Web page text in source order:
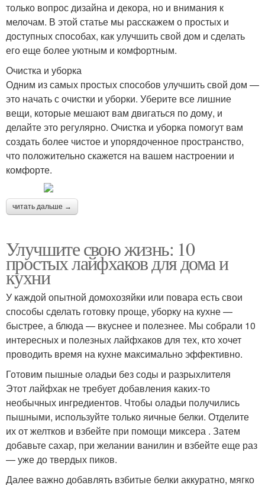
только вопрос дизайна и декора, но и внимания к
мелочам. В этой статье мы расскажем о простых и
доступных способах, как улучшить свой дом и сделать
его еще более уютным и комфортным.
Очистка и уборка
Одним из самых простых способов улучшить свой дом —
это начать с очистки и уборки. Уберите все лишние
вещи, которые мешают вам двигаться по дому, и
делайте это регулярно. Очистка и уборка помогут вам
создать более чистое и упорядоченное пространство,
что положительно скажется на вашем настроении и
комфорте.
читать дальше →
Улучшите свою жизнь: 10
простых лайфхаков для дома и
кухни
У каждой опытной домохозяйки или повара есть свои
способы сделать готовку проще, уборку на кухне —
быстрее, а блюда — вкуснее и полезнее. Мы собрали 10
интересных и полезных лайфхаков для тех, кто хочет
проводить время на кухне максимально эффективно.
Готовим пышные оладьи без соды и разрыхлителя
Этот лайфхак не требует добавления каких-то
необычных ингредиентов. Чтобы оладьи получились
пышными, используйте только яичные белки. Отделите
их от желтков и взбейте при помощи миксера . Затем
добавьте сахар, при желании ванилин и взбейте еще раз
— уже до твердых пиков.
Далее важно добавлять взбитые белки аккуратно, мягко